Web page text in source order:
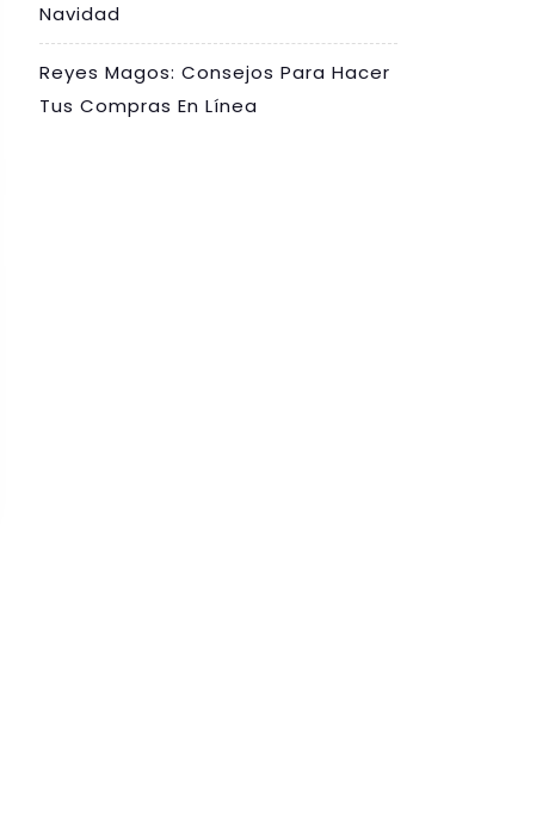
Navidad
Reyes Magos: Consejos Para Hacer
Tus Compras En Línea